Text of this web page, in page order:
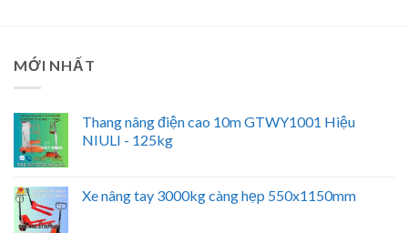
MỚI NHẤT
Thang nâng điện cao 10m GTWY1001 Hiệu
NIULI - 125kg
Xe nâng tay 3000kg càng hẹp 550x1150mm